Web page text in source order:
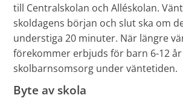
till Centralskolan och Alléskolan.
skoldagens början och slut ska om
understiga 20 minuter. När längre
förekommer erbjuds för barn 6-12
skolbarnsomsorg under väntetiden.
Byte av skola